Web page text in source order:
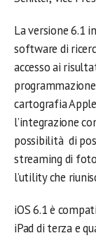
La versione 6.1
software di
accesso ai
cartografia
l’integrazione
possibilità di
streaming di
l’utility che
iOS 6.1 è
iPad di terza e